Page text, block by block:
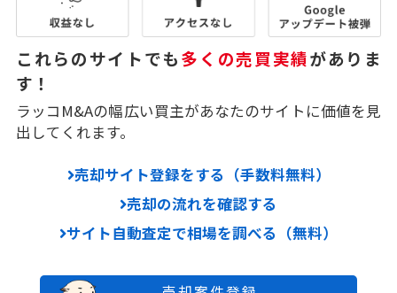
これらのサイトでも多くの売買実績がありま
す！
ラッコM&Aの幅広い買主があなたのサイトに価値を見
出してくれます。
売却サイト登録をする（手数料無料）
売却の流れを確認する
サイト自動査定で相場を調べる（無料）